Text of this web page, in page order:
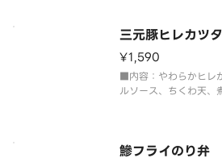
三元豚ヒレカツ
¥1,590
■内容：やわらかヒレ
ルソース、ちくわ天、
鰺フライのり弁